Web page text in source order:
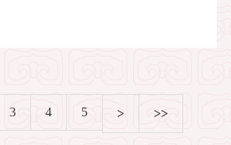
3 4 5 > >>